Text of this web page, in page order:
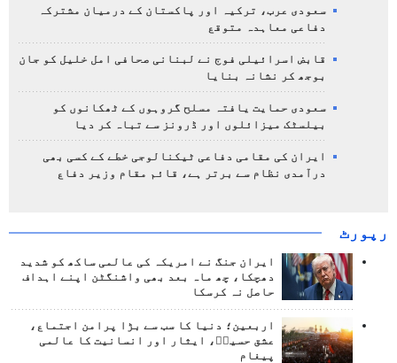
سعودی عرب، ترکیہ اور پاکستان کے درمیان مشترکہ
دفاعی معاہدہ متوقع
قابض اسرائیلی فوج نے لبنانی صحافی امل خلیل کو جان
بوجھ کر نشانہ بنایا
سعودی حمایت یافتہ مسلح گروہوں کے ٹھکانوں کو
بیلسٹک میزائلوں اور ڈرونز سے تباہ کر دیا
ایران کی مقامی دفاعی ٹیکنالوجی خطے کے کسی بھی
درآمدی نظام سے برتر ہے، قائم مقام وزیر دفاع
رپورٹ
ایران جنگ نے امریکہ کی عالمی ساکھ کو شدید
دھچکا، چھ ماہ بعد بھی واشنگٹن اپنے اہداف
حاصل نہ کرسکا
اربعین؛ دنیا کا سب سے بڑا پرامن اجتماع،
عشق حسینؑ، ایثار اور انسانیت کا عالمی
پیغام